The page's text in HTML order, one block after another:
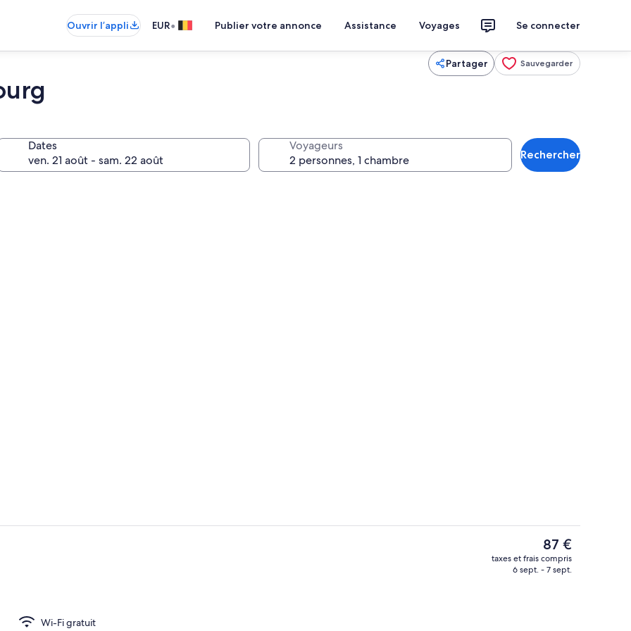
Ouvrir l’appli EUR• Publier votre annonce Assistance Voyages Se connecter
Partager Sauvegarder
Dates Voyageurs
Rechercher
Salle de réunion
Wi-Fi gratuit
Le
prix
actuel
87 €
taxes et frais compris
6 sept. - 7 sept.